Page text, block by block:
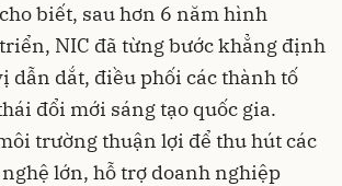
biết, sau hơn 6 năm hình
NIC đã từng bước khẳng định
dẫn dắt, điều phối các thành tố
đổi mới sáng tạo quốc gia.
trường thuận lợi để thu hút các
lớn, hỗ trợ doanh nghiệp